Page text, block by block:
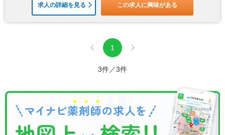
求人の詳細を見る この求人に興味がある
1
3件／3件